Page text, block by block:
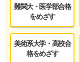
難関大・医学部合格
をめざす
美術系大学・高校合
格をめざす